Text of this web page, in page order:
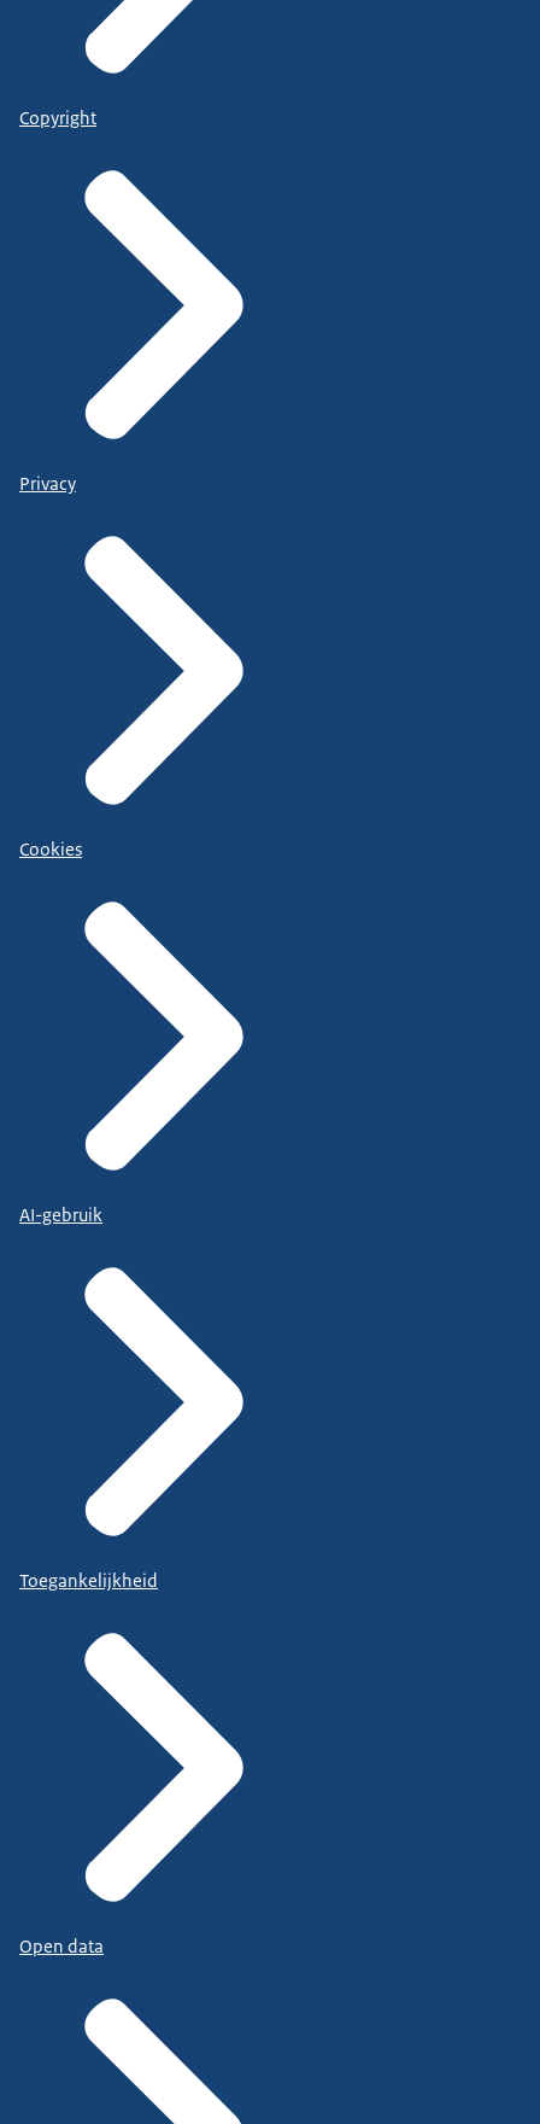
Copyright
Privacy
Cookies
AI-gebruik
Toegankelijkheid
Open data